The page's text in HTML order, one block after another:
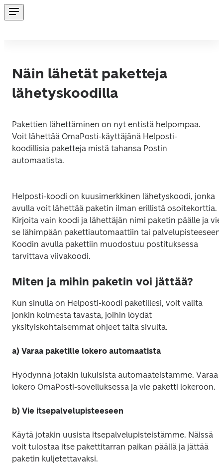
Näin lähetät paketteja
lähetyskoodilla
Pakettien lähettäminen on nyt entistä helpompaa.
Voit lähettää OmaPosti-käyttäjänä Helposti-
koodillisia paketteja mistä tahansa Postin
automaatista.
Helposti-koodi on kuusimerkkinen lähetyskoodi, jonka
avulla voit lähettää paketin ilman erillistä osoitekorttia.
Kirjoita vain koodi ja lähettäjän nimi paketin päälle ja vie
se lähimpään pakettiautomaattiin tai palvelupisteeseen.
Koodin avulla pakettiin muodostuu postituksessa
tarvittava viivakoodi.
Miten ja mihin paketin voi jättää?
Kun sinulla on Helposti-koodi paketillesi, voit valita
jonkin kolmesta tavasta, joihin löydät
yksityiskohtaisemmat ohjeet tältä sivulta.
a) Varaa paketille lokero automaatista
Hyödynnä jotakin lukuisista automaateistamme. Varaa
lokero OmaPosti-sovelluksessa ja vie paketti lokeroon.
b) Vie itsepalvelupisteeseen
Käytä jotakin uusista itsepalvelupisteistämme. Näissä
voit tulostaa itse pakettitarran paikan päällä ja jättää
paketin kuljetettavaksi.